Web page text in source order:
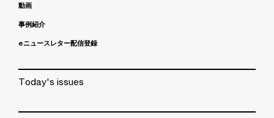
動画
事例紹介
eニュースレター配信登録
Today's issues